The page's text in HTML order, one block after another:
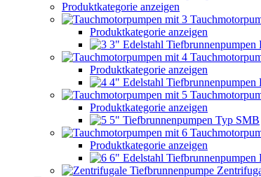
Produktkategorie anzeigen
Produktkategorie anzeigen
3" Edelstahl Tiefbrunnenpumpen
Produktkategorie anzeigen
4" Edelstahl Tiefbrunnenpumpen
Produktkategorie anzeigen
5" Tiefbrunnenpumpen Typ SMB
Produktkategorie anzeigen
6" Edelstahl Tiefbrunnenpumpen